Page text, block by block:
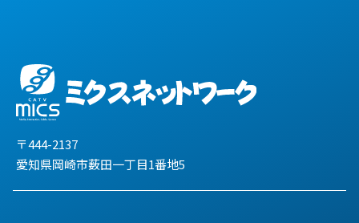
〒444-2137
愛知県岡崎市薮田一丁目1番地5